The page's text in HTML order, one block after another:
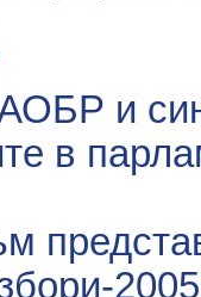
и
в
2005